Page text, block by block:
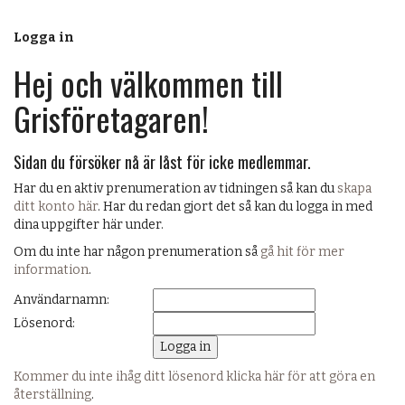
Logga in
Hej och välkommen till
Grisföretagaren!
Sidan du försöker nå är låst för icke medlemmar.
Har du en aktiv prenumeration av tidningen så kan duskapa
ditt konto här. Har du redan gjort det så kan du logga in med
dina uppgifter här under.
Om du inte har någon prenumeration så gå hit för mer
information.
Användarnamn:
Lösenord:
Kommer du inte ihåg ditt lösenord klicka här för att göra en
återställning.